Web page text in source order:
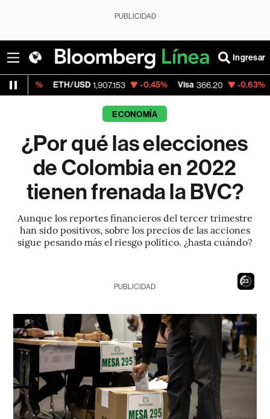
PUBLICIDAD
Ingresar
1,907.153 -0.45% Visa 366.20 -0.63% MercadoLibre
ECONOMÍA
¿Por qué las elecciones
de Colombia en 2022
tienen frenada la BVC?
Aunque los reportes financieros del tercer trimestre
han sido positivos, sobre los precios de las acciones
sigue pesando más el riesgo político. ¿hasta cuándo?
21
PUBLICIDAD